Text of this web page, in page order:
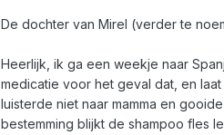
De dochter van Mirel (verder te
Heerlijk, ik ga een weekje naar
medicatie voor het geval dat, en
luisterde niet naar mamma en
bestemming blijkt de shampoo fles